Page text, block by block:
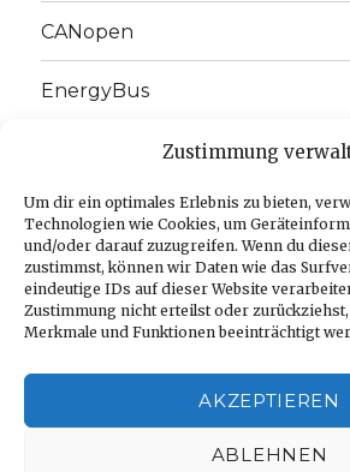
Zustimmung
Um dir ein optimales Erlebnis zu bieten,
Technologien wie Cookies, um
und/oder darauf zuzugreifen. Wenn du
zustimmst, können wir Daten wie das
eindeutige IDs auf dieser Website
Zustimmung nicht erteilst oder
Merkmale und Funktionen beeinträchtigt
AKZEPTIEREN
ABLEHNEN
CANopen
EnergyBus
J1939
Language:
Imprint
Cookie-Richtlinie (EU)